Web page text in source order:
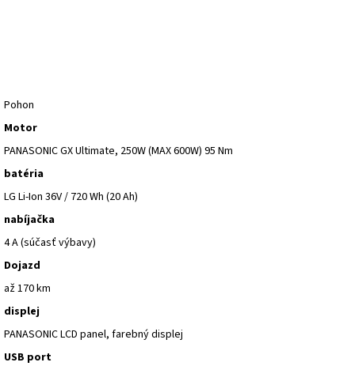
Pohon
Motor
PANASONIC GX Ultimate, 250W (MAX 600W) 95 Nm
batéria
LG Li-Ion 36V / 720 Wh (20 Ah)
nabíjačka
4 A (súčasť výbavy)
Dojazd
až 170 km
displej
PANASONIC LCD panel, farebný displej
USB port